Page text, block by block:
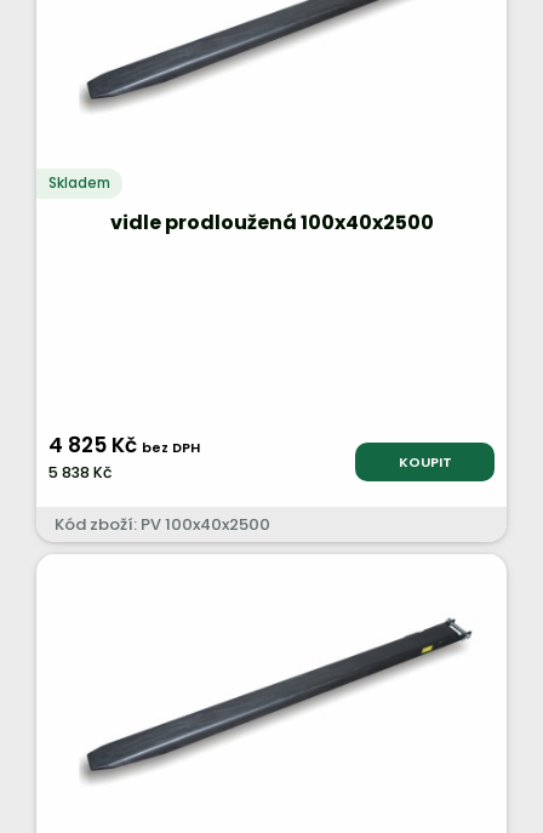
Skladem
vidle prodloužená 100x40x2500
4 825 Kč bez DPH
5 838 Kč KOUPIT
Kód zboží: PV 100x40x2500